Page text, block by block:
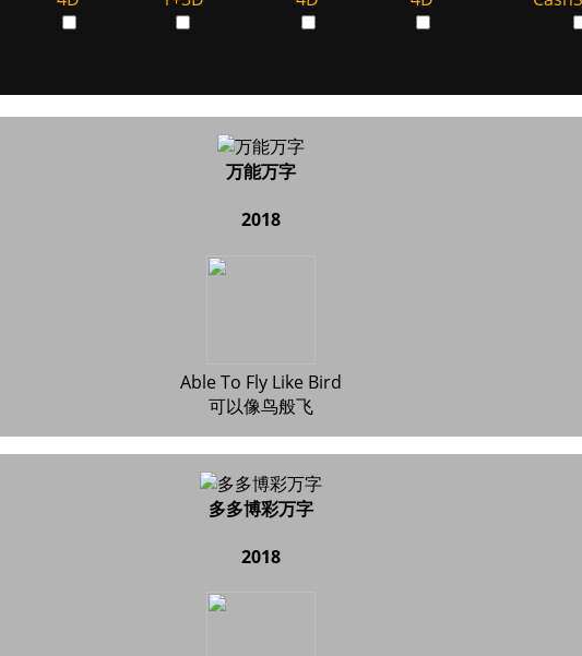
万能万字
2018
Able To Fly Like Bird
可以像鸟般飞
多多博彩万字
2018